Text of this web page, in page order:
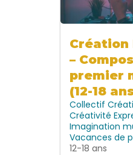
Création
–
premier
(12-18
Collectif
Créativité
Imagination
Vacances de
12-18 ans